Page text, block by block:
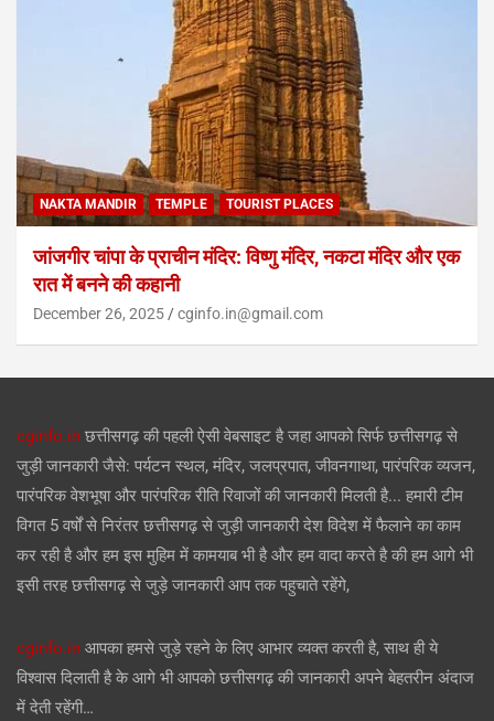
NAKTA MANDIR TEMPLE TOURIST PLACES
जांजगीर चांपा के प्राचीन मंदिर: विष्णु मंदिर, नकटा मंदिर और एक
रात में बनने की कहानी
December 26, 2025 cginfo.in@gmail.com
cginfo.in छत्तीसगढ़ की पहली ऐसी वेबसाइट है जहा आपको सिर्फ छत्तीसगढ़ से
जुड़ी जानकारी जैसे: पर्यटन स्थल, मंदिर, जलप्रपात, जीवनगाथा, पारंपरिक व्यजन,
पारंपरिक वेशभूषा और पारंपरिक रीति रिवाजों की जानकारी मिलती है... हमारी टीम
विगत 5 वर्षों से निरंतर छत्तीसगढ़ से जुड़ी जानकारी देश विदेश में फैलाने का काम
कर रही है और हम इस मुहिम में कामयाब भी है और हम वादा करते है की हम आगे भी
इसी तरह छत्तीसगढ़ से जुड़े जानकारी आप तक पहुचाते रहेंगे,
cginfo.in आपका हमसे जुड़े रहने के लिए आभार व्यक्त करती है, साथ ही ये
विश्वास दिलाती है के आगे भी आपको छत्तीसगढ़ की जानकारी अपने बेहतरीन अंदाज
में देती रहेंगी…